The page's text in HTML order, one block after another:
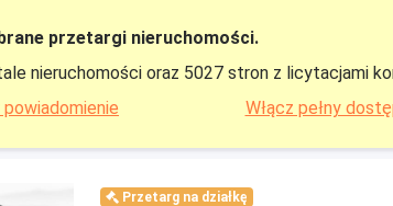
przetargi nieruchomości.
nieruchomości oraz 5027 stron z licytacjami
Włącz pełny
Przetarg na działkę